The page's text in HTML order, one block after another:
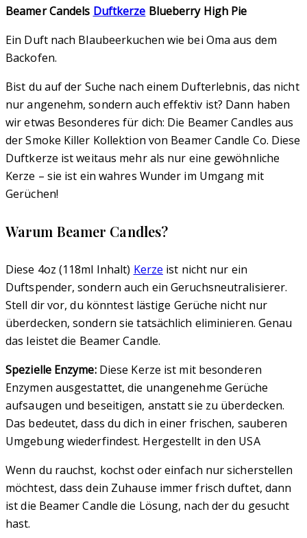
Beamer Candels Duftkerze Blueberry High Pie
Ein Duft nach Blaubeerkuchen wie bei Oma aus dem
Backofen.
Bist du auf der Suche nach einem Dufterlebnis, das nicht
nur angenehm, sondern auch effektiv ist? Dann haben
wir etwas Besonderes für dich: Die Beamer Candles aus
der Smoke Killer Kollektion von Beamer Candle Co. Diese
Duftkerze ist weitaus mehr als nur eine gewöhnliche
Kerze – sie ist ein wahres Wunder im Umgang mit
Gerüchen!
Warum Beamer Candles?
Diese 4oz (118ml Inhalt) Kerze ist nicht nur ein
Duftspender, sondern auch ein Geruchsneutralisierer.
Stell dir vor, du könntest lästige Gerüche nicht nur
überdecken, sondern sie tatsächlich eliminieren. Genau
das leistet die Beamer Candle.
Spezielle Enzyme:Diese Kerze ist mit besonderen
Enzymen ausgestattet, die unangenehme Gerüche
aufsaugen und beseitigen, anstatt sie zu überdecken.
Das bedeutet, dass du dich in einer frischen, sauberen
Umgebung wiederfindest. Hergestellt in den USA
Wenn du rauchst, kochst oder einfach nur sicherstellen
möchtest, dass dein Zuhause immer frisch duftet, dann
ist die Beamer Candle die Lösung, nach der du gesucht
hast.